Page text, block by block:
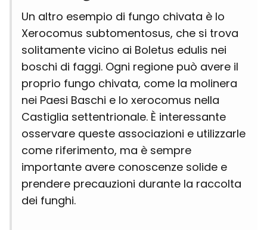
Un altro esempio di fungo chivata è lo
Xerocomus subtomentosus, che si trova
solitamente vicino ai Boletus edulis nei
boschi di faggi. Ogni regione può avere il
proprio fungo chivata, come la molinera
nei Paesi Baschi e lo xerocomus nella
Castiglia settentrionale. È interessante
osservare queste associazioni e utilizzarle
come riferimento, ma è sempre
importante avere conoscenze solide e
prendere precauzioni durante la raccolta
dei funghi.